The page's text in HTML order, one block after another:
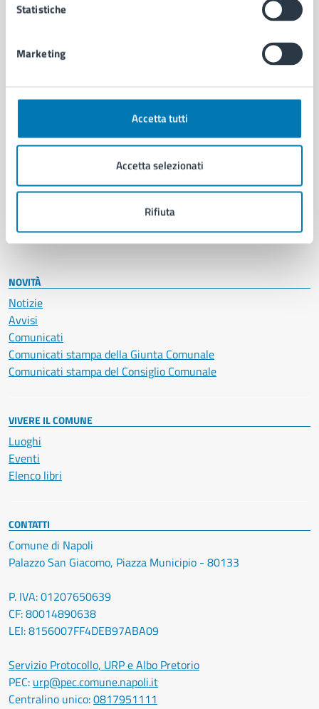
Statistiche
Marketing
Accetta tutti
Accetta selezionati
Rifiuta
Ambiente
Autorizzazioni
Educazione e formazione
Giustizia e sicurezza pubblica
Imprese e commercio
Salute, benessere e assistenza
Vita lavorativa
NOVITÀ
Notizie
Avvisi
Comunicati
Comunicati stampa della Giunta Comunale
Comunicati stampa del Consiglio Comunale
VIVERE IL COMUNE
Luoghi
Eventi
Elenco libri
CONTATTI
Comune di Napoli
Palazzo San Giacomo, Piazza Municipio - 80133
P. IVA: 01207650639
CF: 80014890638
LEI: 8156007FF4DEB97ABA09
Servizio Protocollo, URP e Albo Pretorio
PEC: urp@pec.comune.napoli.it
Centralino unico:0817951111